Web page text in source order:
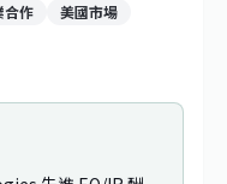
合作 美國市場